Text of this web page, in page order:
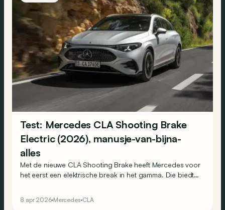
Test: Mercedes CLA Shooting Brake
Electric (2026), manusje-van-bijna-
alles
Met de nieuwe CLA Shooting Brake heeft Mercedes voor
het eerst een elektrische break in het gamma. Die biedt
compromis ten opzichte van de vorige generatie…
8 apr 2026 Mercedes CLA